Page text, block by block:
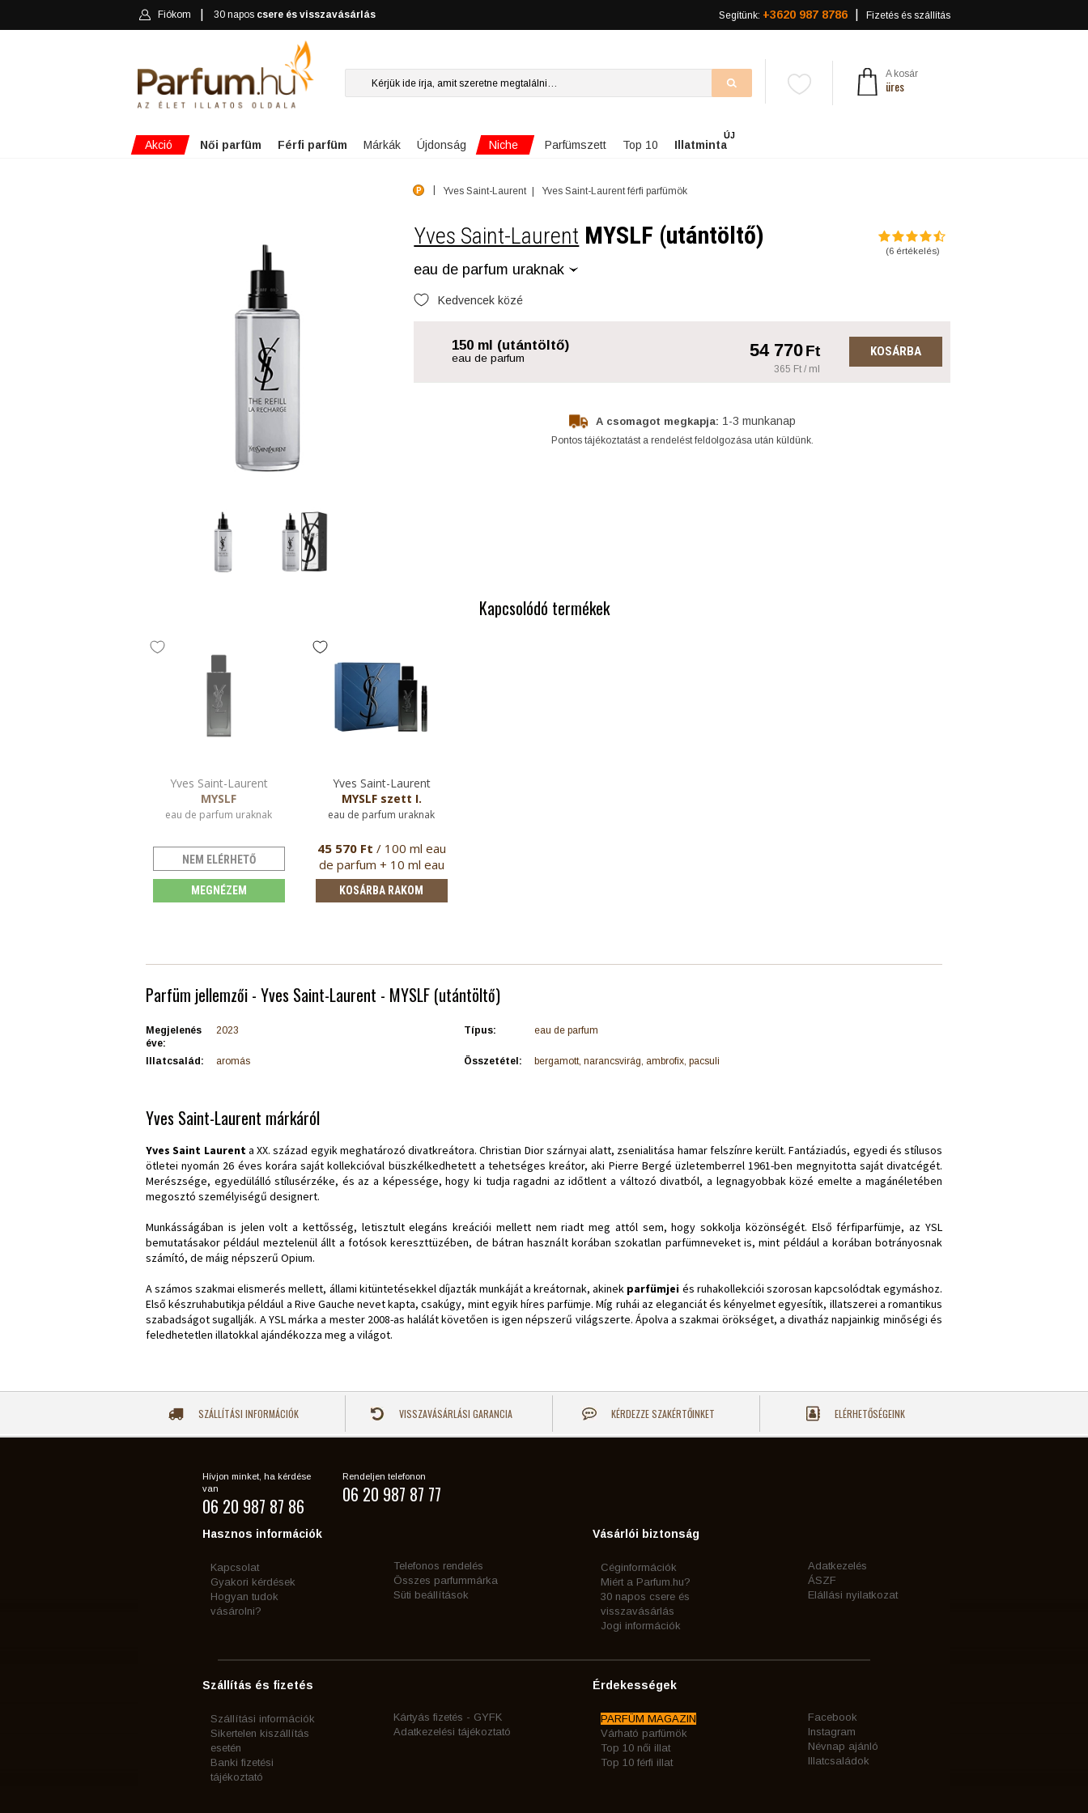
Fiókom 30 napos csere és visszavásárlás Segítünk: +3620 987 8786 Fizetés és szállítás
A kosár
üres
Akció Női parfüm Férfi parfüm Márkák Újdonság Niche Parfümszett Top 10 Illatminta
ÚJ
Yves Saint-Laurent Yves Saint-Laurent férfi parfümök
Yves Saint-Laurent MYSLF (utántöltő)
eau de parfum uraknak
Kedvencek közé
(6értékelés)
150 ml (utántöltő)
eau de parfum 54 770Ft
365 Ft / ml
KOSÁRBA
A csomagot megkapja: 1-3 munkanap
Pontos tájékoztatást a rendelést feldolgozása után küldünk.
Kapcsolódó termékek
Yves Saint-Laurent
MYSLF
eau de parfum uraknak
NEM ELÉRHETŐ
MEGNÉZEM
Yves Saint-Laurent
MYSLF szett I.
eau de parfum uraknak
45 570 Ft / 100 ml eau
de parfum + 10 ml eau
de pa…
KOSÁRBA RAKOM
Parfüm jellemzői - Yves Saint-Laurent - MYSLF (utántöltő)
Megjelenés
éve:
2023 Típus: eau de parfum
Illatcsalád: aromás Összetétel: bergamott, narancsvirág, ambrofix, pacsuli
Yves Saint-Laurent márkáról
Yves Saint Laurenta XX. század egyik meghatározó divatkreátora. Christian Dior szárnyai alatt, zsenialitása hamar felszínre került. Fantáziadús, egyedi és stílusos
ötletei nyomán 26 éves korára saját kollekcióval büszkélkedhetett a tehetséges kreátor, aki Pierre Bergé üzletemberrel 1961-ben megnyitotta saját divatcégét.
Merészsége, egyedülálló stílusérzéke, és az a képessége, hogy ki tudja ragadni az időtlent a változó divatból, a legnagyobbak közé emelte a magánéletében
megosztó személyiségű designert.
Munkásságában is jelen volt a kettősség, letisztult elegáns kreációi mellett nem riadt meg attól sem, hogy sokkolja közönségét. Első férfiparfümje, az YSL
bemutatásakor például meztelenül állt a fotósok kereszttüzében, de bátran használt korában szokatlan parfümneveket is, mint például a korában botrányosnak
számító, de máig népszerű Opium.
A számos szakmai elismerés mellett, állami kitüntetésekkel díjazták munkáját a kreátornak, akinek parfümjei és ruhakollekciói szorosan kapcsolódtak egymáshoz.
Első készruhabutikja például a Rive Gauche nevet kapta, csakúgy, mint egyik híres parfümje. Míg ruhái az eleganciát és kényelmet egyesítik, illatszerei a romantikus
szabadságot sugallják. A YSL márka a mester 2008-as halálát követően is igen népszerű világszerte. Ápolva a szakmai örökséget, a divatház napjainkig minőségi és
feledhetetlen illatokkal ajándékozza meg a világot.
SZÁLLÍTÁSI INFORMÁCIÓK VISSZAVÁSÁRLÁSI GARANCIA KÉRDEZZE SZAKÉRTŐINKET ELÉRHETŐSÉGEINK
Hívjon minket, ha kérdése
van
06 20 987 87 86
Rendeljen telefonon
06 20 987 87 77
Hasznos információk
Kapcsolat
Gyakori kérdések
Hogyan tudok
vásárolni?
Telefonos rendelés
Összes parfummárka
Süti beállítások
Vásárlói biztonság
Céginformációk
Miért a Parfum.hu?
30 napos csere és
visszavásárlás
Jogi információk
Adatkezelés
ÁSZF
Elállási nyilatkozat
Szállítás és fizetés
Szállítási információk
Sikertelen kiszállítás
esetén
Banki fizetési
tájékoztató
Kártyás fizetés - GYFK
Adatkezelési tájékoztató
Érdekességek
PARFÜM MAGAZIN
Várható parfümök
Top 10 női illat
Top 10 férfi illat
Facebook
Instagram
Névnap ajánló
Illatcsaládok